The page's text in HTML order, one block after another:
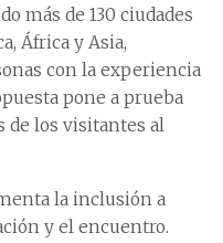
más de 130 ciudades
África y Asia,
con la experiencia
pone a prueba
de los visitantes al
la inclusión a
y el encuentro.